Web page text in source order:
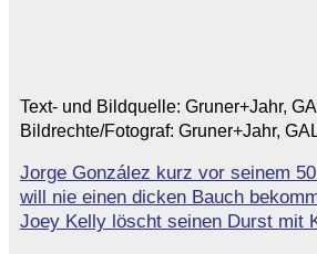
Text- und Bildquelle: Gruner+Jahr,
Bildrechte/Fotograf: Gruner+Jahr,
Beitragsnavigation
Jorge González kurz vor seinem
will nie einen dicken Bauch
Joey Kelly löscht seinen Durst mit